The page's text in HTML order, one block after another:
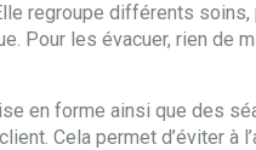
regroupe différents
les évacuer, rien de
en forme ainsi que des
Cela permet d’éviter à